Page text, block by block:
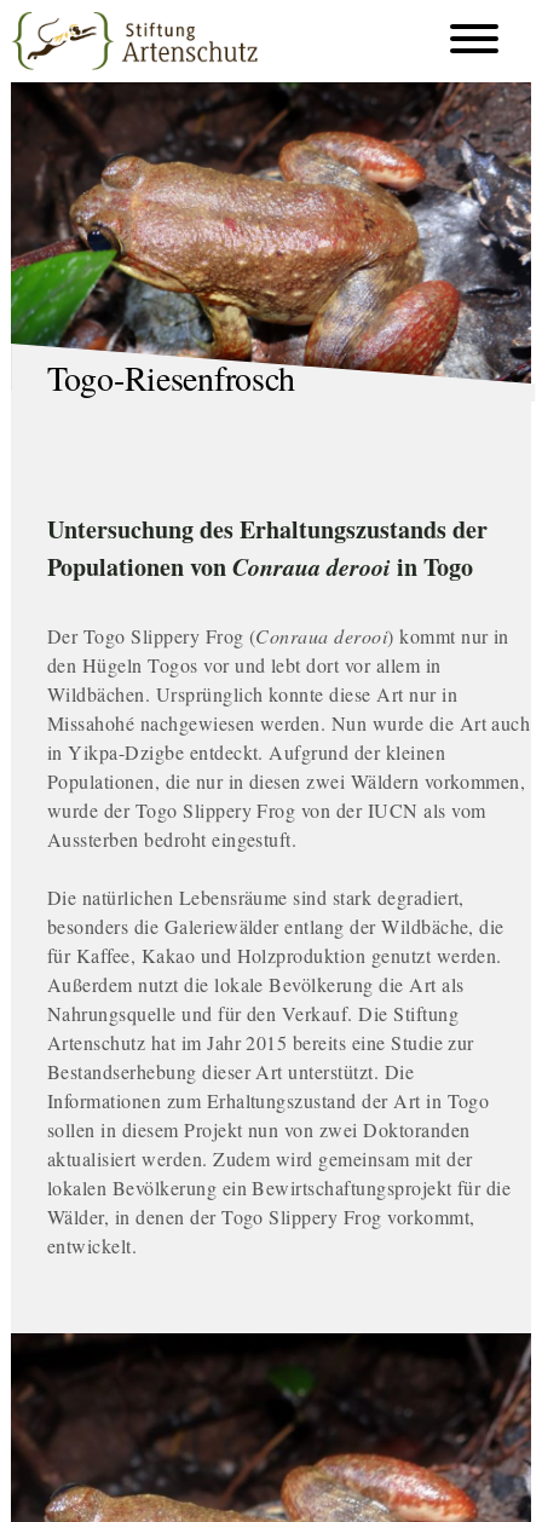
Togo-Riesenfrosch
Untersuchung des Erhaltungszustands der
Populationen vonConraua derooiin Togo
Der Togo Slippery Frog (Conraua derooi) kommt nur in
den Hügeln Togos vor und lebt dort vor allem in
Wildbächen. Ursprünglich konnte diese Art nur in
Missahohé nachgewiesen werden. Nun wurde die Art auch
in Yikpa-Dzigbe entdeckt. Aufgrund der kleinen
Populationen, die nur in diesen zwei Wäldern vorkommen,
wurde der Togo Slippery Frog von der IUCN als vom
Aussterben bedroht eingestuft.
Die natürlichen Lebensräume sind stark degradiert,
besonders die Galeriewälder entlang der Wildbäche, die
für Kaffee, Kakao und Holzproduktion genutzt werden.
Außerdem nutzt die lokale Bevölkerung die Art als
Nahrungsquelle und für den Verkauf. Die Stiftung
Artenschutz hat im Jahr 2015 bereits eine Studie zur
Bestandserhebung dieser Art unterstützt. Die
Informationen zum Erhaltungszustand der Art in Togo
sollen in diesem Projekt nun von zwei Doktoranden
aktualisiert werden. Zudem wird gemeinsam mit der
lokalen Bevölkerung ein Bewirtschaftungsprojekt für die
Wälder, in denen der Togo Slippery Frog vorkommt,
entwickelt.